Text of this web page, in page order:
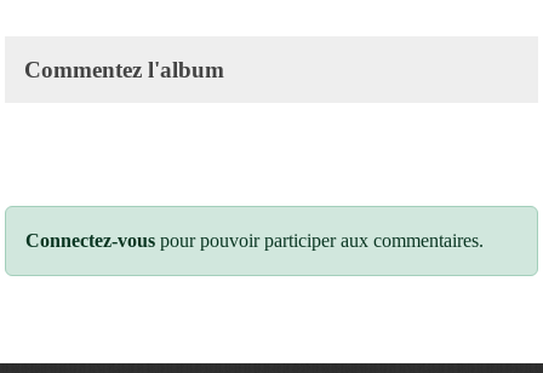
Commentez l'album
Connectez-vous pour pouvoir participer aux commentaires.